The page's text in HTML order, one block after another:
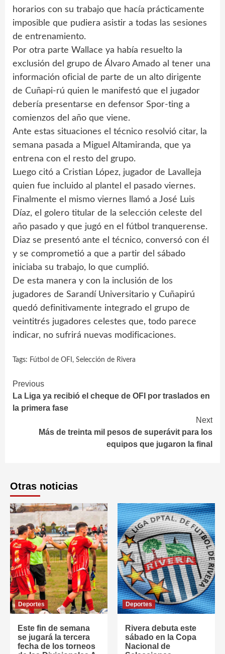
horarios con su trabajo que hacía prácticamente
imposible que pudiera asistir a todas las sesiones
de entrenamiento.
Por otra parte Wallace ya había resuelto la
exclusión del grupo de Álvaro Amado al tener una
información oficial de parte de un alto dirigente
de Cuñapi-rú quien le manifestó que el jugador
debería presentarse en defensor Spor-ting a
comienzos del año que viene.
Ante estas situaciones el técnico resolvió citar, la
semana pasada a Miguel Altamiranda, que ya
entrena con el resto del grupo.
Luego citó a Cristian López, jugador de Lavalleja
quien fue incluido al plantel el pasado viernes.
Finalmente el mismo viernes llamó a José Luis
Díaz, el golero titular de la selección celeste del
año pasado y que jugó en el fútbol tranquerense.
Diaz se presentó ante el técnico, conversó con él
y se comprometió a que a partir del sábado
iniciaba su trabajo, lo que cumplió.
De esta manera y con la inclusión de los
jugadores de Sarandí Universitario y Cuñapirú
quedó definitivamente integrado el grupo de
veintitrés jugadores celestes que, todo parece
indicar, no sufrirá nuevas modificaciones.
Tags: Fútbol de OFI , Selección de Rivera
Continue
Reading
Previous
La Liga ya recibió el cheque de OFI por traslados en
la primera fase
Next
Más de treinta mil pesos de superávit para los
equipos que jugaron la final
Otras noticias
Deportes
Este fin de semana
se jugará la tercera
fecha de los torneos
Deportes
Rivera debuta este
sábado en la Copa
Nacional de